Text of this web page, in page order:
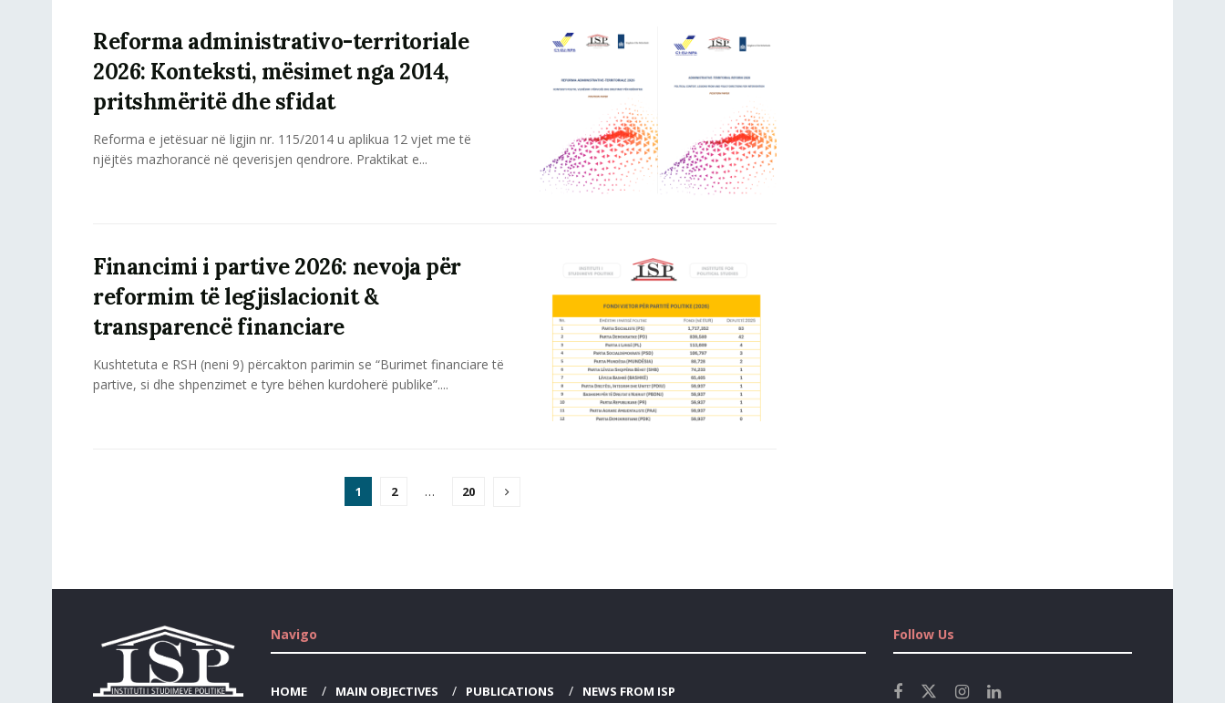
Reforma administrativo-territoriale
2026: Konteksti, mësimet nga 2014,
pritshmëritë dhe sfidat
Reforma e jetësuar në ligjin nr. 115/2014 u aplikua 12 vjet me të
njëjtës mazhorancë në qeverisjen qendrore. Praktikat e...
Financimi i partive 2026: nevoja për
reformim të legjislacionit &
transparencë financiare
Kushtetuta e RSH (neni 9) përcakton parimin se “Burimet financiare të
partive, si dhe shpenzimet e tyre bëhen kurdoherë publike”....
1 2 … 20
Navigo
HOME MAIN OBJECTIVES PUBLICATIONS NEWS FROM ISP
Follow Us